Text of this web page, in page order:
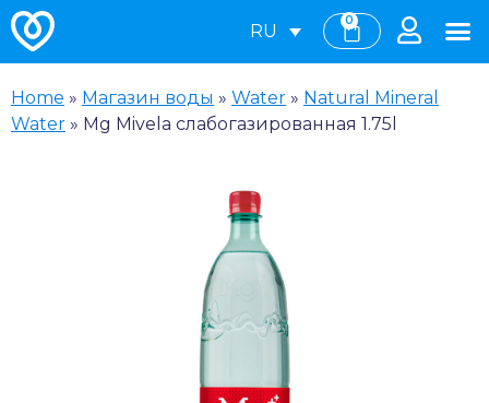
RU
0
Home » Магазин воды » Water » Natural Mineral
Water » Mg Mivela слабогазированная 1.75l